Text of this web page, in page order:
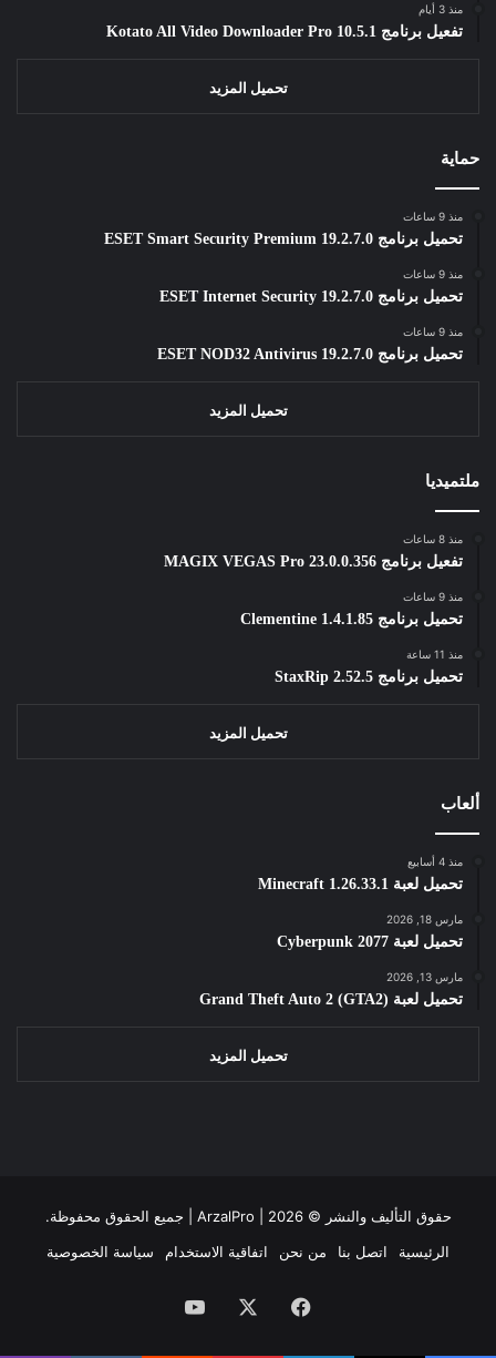
منذ 3 أيام
تفعيل برنامج Kotato All Video Downloader Pro 10.5.1
تحميل المزيد
حماية
منذ 9 ساعات
تحميل برنامج ESET Smart Security Premium 19.2.7.0
منذ 9 ساعات
تحميل برنامج ESET Internet Security 19.2.7.0
منذ 9 ساعات
تحميل برنامج ESET NOD32 Antivirus 19.2.7.0
تحميل المزيد
ملتميديا
منذ 8 ساعات
تفعيل برنامج MAGIX VEGAS Pro 23.0.0.356
منذ 9 ساعات
تحميل برنامج Clementine 1.4.1.85
منذ 11 ساعة
تحميل برنامج StaxRip 2.52.5
تحميل المزيد
ألعاب
منذ 4 أسابيع
تحميل لعبة Minecraft 1.26.33.1
مارس 18, 2026
تحميل لعبة Cyberpunk 2077
مارس 13, 2026
تحميل لعبة Grand Theft Auto 2 (GTA2)
تحميل المزيد
حقوق التأليف والنشر © ArzalPro | 2026 | جميع الحقوق محفوظة.
الرئيسية
اتصل بنا من نحن اتفاقية الاستخدام سياسة الخصوصية
فيسبوك ‫YouTube